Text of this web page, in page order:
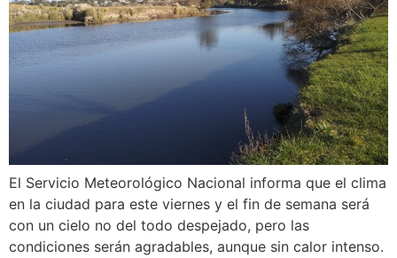
El Servicio Meteorológico Nacional informa que el clima
en la ciudad para este viernes y el fin de semana será
con un cielo no del todo despejado, pero las
condiciones serán agradables, aunque sin calor intenso.